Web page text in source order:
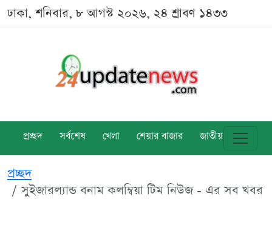
ঢাকা, শনিবার, ৮ আগস্ট ২০২৬, ২৪ শ্রাবণ ১৪৩৩
প্রচ্ছদ সর্বশেষ খেলা শেয়ার বাজার জাতীয় বিশ্ব
প্রচ্ছদ
সুইজারল্যান্ড বনাম কলম্বিয়া টিম নিউজ - এর সব খবর